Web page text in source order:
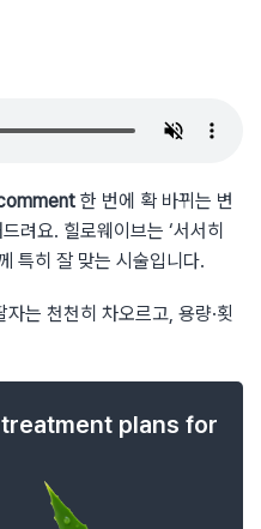
한 번에 확 바뀌는 변
려요. 힐로웨이브는 ‘서서히
특히 잘 맞는 시술입니다.
자는 천천히 차오르고, 용량·횟
plans for